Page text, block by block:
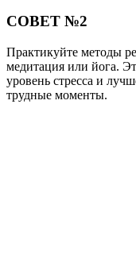
СОВЕТ №2
Практикуйте методы
медитация или йога.
уровень стресса и
трудные моменты.